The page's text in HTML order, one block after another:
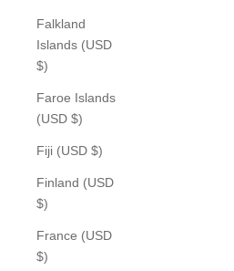
Falkland
Islands (USD
$)
Faroe Islands
(USD $)
Fiji (USD $)
Finland (USD
$)
France (USD
$)